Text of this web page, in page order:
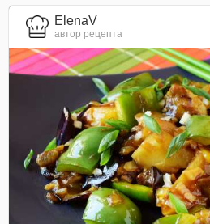
ElenaV
автор рецепта